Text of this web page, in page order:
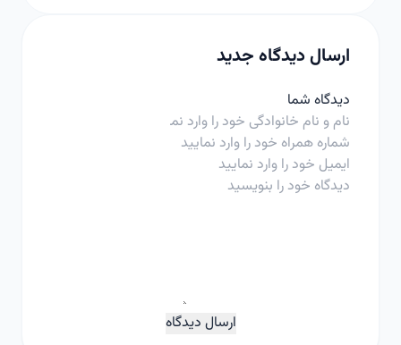
ارسال دیدگاه جدید
دیدگاه شما
ارسال دیدگاه